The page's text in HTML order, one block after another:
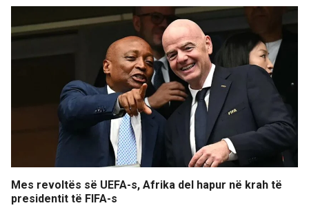
Mes revoltës së UEFA-s, Afrika del hapur në krah të
presidentit të FIFA-s